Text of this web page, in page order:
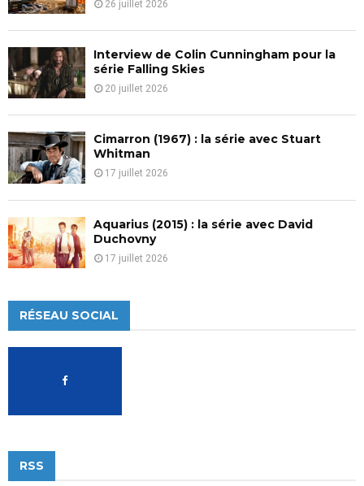
26 juillet 2026
Interview de Colin Cunningham pour la
série Falling Skies
20 juillet 2026
Cimarron (1967) : la série avec Stuart
Whitman
17 juillet 2026
Aquarius (2015) : la série avec David
Duchovny
17 juillet 2026
RÉSEAU SOCIAL
RSS